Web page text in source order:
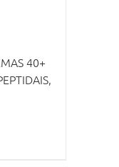
40+